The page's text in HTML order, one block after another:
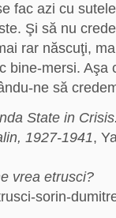
fac azi cu
Şi să nu
rar născuţi,
bine-mersi. Aşa
ne să
State in
1927-1941,
vrea etrusci?
sorin-